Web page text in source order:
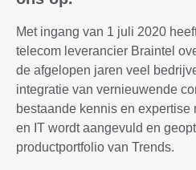
Met ingang van 1 juli 2020
telecom leverancier Braintel
de afgelopen jaren veel
integratie van vernieuwende
bestaande kennis en
en IT wordt aangevuld en
productportfolio van Trends.